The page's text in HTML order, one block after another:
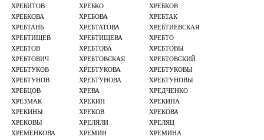
ХРЕБИТОВ
ХРЕБКО
ХРЕБКОВ
ХРЕБКОВА
ХРЕБОВА
ХРЕБТАК
ХРЕБТАНЬ
ХРЕБТАТОВА
ХРЕБТИЕВСКАЯ
ХРЕБТИЩЕВ
ХРЕБТИЩЕВА
ХРЕБТО
ХРЕБТОВ
ХРЕБТОВА
ХРЕБТОВЫ
ХРЕБТОВИЧ
ХРЕБТОВСКАЯ
ХРЕБТОВСКИЙ
ХРЕБТУКОВ
ХРЕБТУКОВА
ХРЕБТУКОВЫ
ХРЕБТУНОВ
ХРЕБТУНОВА
ХРЕБТУНОВЫ
ХРЕБЦОВ
ХРЕВА
ХРЕДЧЕНКО
ХРЕЗМАК
ХРЕКИН
ХРЕКИНА
ХРЕКИНЫ
ХРЕКОВ
ХРЕКОВА
ХРЕКОВЫ
ХРЕЛЯЛИ
ХРЕЛЯЦ
ХРЕМЕНКОВА
ХРЕМИН
ХРЕМИНА